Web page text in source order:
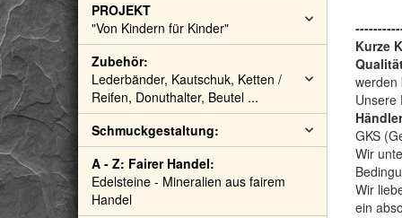
Kurze
werden
Unsere
GKS
Wir
Wir
ein
PROJEKT
"Von Kindern für Kinder"
Zubehör:
Lederbänder, Kautschuk, Ketten /
Reifen, Donuthalter, Beutel ...
Schmuckgestaltung:
A - Z: Fairer Handel:
Edelsteine - Mineralien aus fairem
Handel